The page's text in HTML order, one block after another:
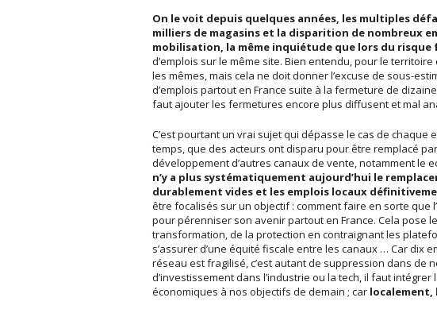
On le voit depuis quelques années, les multiples
milliers de magasins et la disparition de nombreux
mobilisation, la même inquiétude que lors du risque
d’emplois sur le même site. Bien entendu, pour le
les mêmes, mais cela ne doit donner l’excuse de sous-
d’emplois partout en France suite à la fermeture de
faut ajouter les fermetures encore plus diffusent et mal
C’est pourtant un vrai sujet qui dépasse le cas de chaque
temps, que des acteurs ont disparu pour être remplacé
développement d’autres canaux de vente, notamment le
n’y a plus systématiquement aujourd’hui le
durablement vides et les emplois locaux
être focalisés sur un objectif : comment faire en sorte que
pour pérenniser son avenir partout en France. Cela pose
transformation, de la protection en contraignant les
s’assurer d’une équité fiscale entre les canaux … Car dix
réseau est fragilisé, c’est autant de suppression dans de
d’investissement dans l’industrie ou la tech, il faut
économiques à nos objectifs de demain ; car localement,